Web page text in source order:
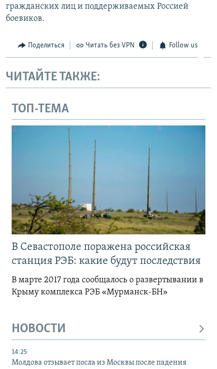
гражданских лиц и поддерживаемых Россией
боевиков.
Поделиться Читать без VPN Follow us
ЧИТАЙТЕ ТАКЖЕ:
ТОП-ТЕМА
В Севастополе поражена российская
станция РЭБ: какие будут последствия
В марте 2017 года сообщалось о развертывании в
Крыму комплекса РЭБ «Мурманск-БН»
НОВОСТИ
14:25
Молдова отзывает посла из Москвы после падения